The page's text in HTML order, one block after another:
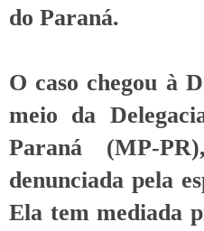
do Paraná.
O caso chegou à
meio da
Paraná (MP-
denunciada pela
Ela tem mediada